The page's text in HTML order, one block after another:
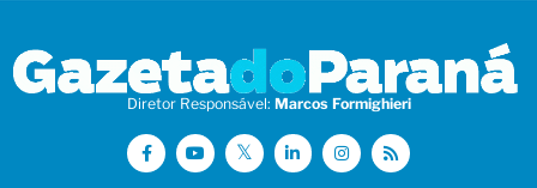
Diretor Responsável: Marcos Formighieri